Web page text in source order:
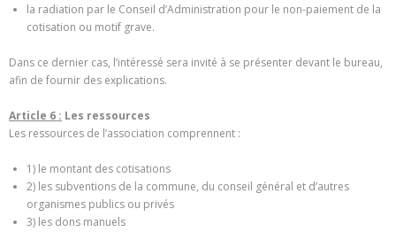
la radiation par le Conseil d’Administration pour le non-paiement de la
cotisation ou motif grave.
Dans ce dernier cas, l’intéressé sera invité à se présenter devant le bureau,
afin de fournir des explications.
Article 6 : Les ressources
Les ressources de l’association comprennent :
1) le montant des cotisations
2) les subventions de la commune, du conseil général et d’autres
organismes publics ou privés
3) les dons manuels